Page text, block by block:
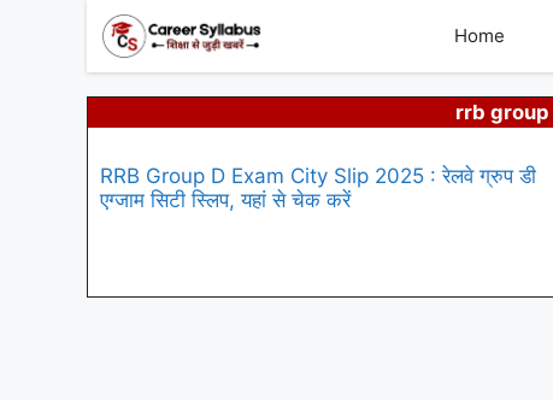
Home
rrb
RRB Group D Exam City Slip 2025 : रेलवे ग्रुप डी
एग्जाम सिटी स्लिप, यहां से चेक करें